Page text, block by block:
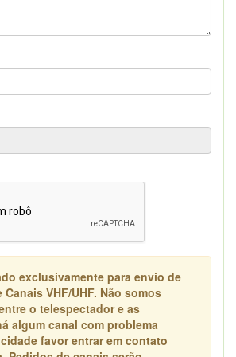
exclusivamente para envio de
VHF/UHF. Não somos
o telespectador e as
algum canal com problema
favor entrar em contato